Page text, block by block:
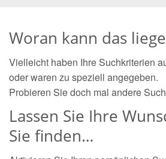
Woran kann das
Vielleicht haben Ihre Suchkriterien
oder waren zu speziell angegeben.
Probieren Sie doch mal andere
Lassen Sie Ihre
Sie finden…